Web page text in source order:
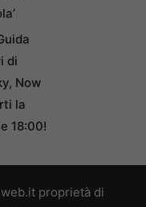
di
Now
la
18:00!
proprietà di